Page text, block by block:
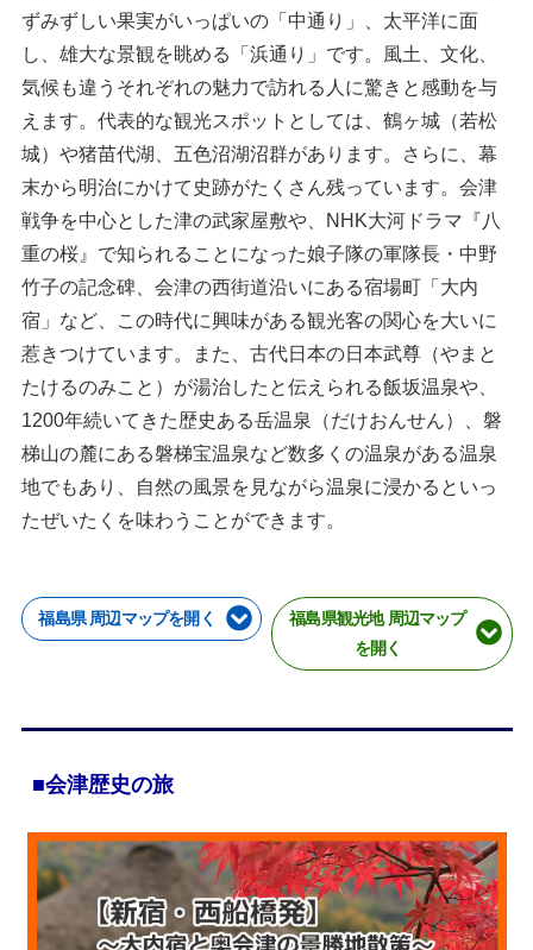
ずみずしい果実がいっぱいの「中通り」、太平洋に面
し、雄大な景観を眺める「浜通り」です。風土、文化、
気候も違うそれぞれの魅力で訪れる人に驚きと感動を与
えます。代表的な観光スポットとしては、鶴ヶ城（若松
城）や猪苗代湖、五色沼湖沼群があります。さらに、幕
末から明治にかけて史跡がたくさん残っています。会津
戦争を中心とした津の武家屋敷や、NHK大河ドラマ『八
重の桜』で知られることになった娘子隊の軍隊長・中野
竹子の記念碑、会津の西街道沿いにある宿場町「大内
宿」など、この時代に興味がある観光客の関心を大いに
惹きつけています。また、古代日本の日本武尊（やまと
たけるのみこと）が湯治したと伝えられる飯坂温泉や、
1200年続いてきた歴史ある岳温泉（だけおんせん）、磐
梯山の麓にある磐梯宝温泉など数多くの温泉がある温泉
地でもあり、自然の風景を見ながら温泉に浸かるといっ
たぜいたくを味わうことができます。
福島県 周辺マップを開く
福島県観光地 周辺マップ
を開く
■会津歴史の旅